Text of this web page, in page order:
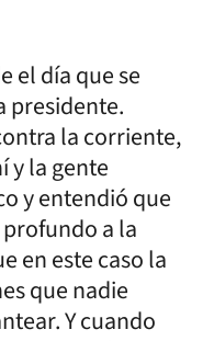
el día que se
presidente.
la corriente,
y la gente
y entendió que
a la
en este caso la
que nadie
Y cuando